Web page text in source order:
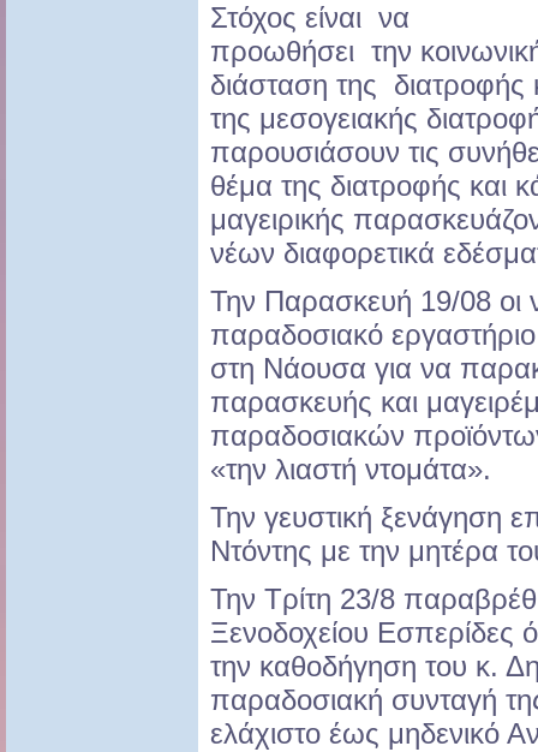
Στόχος είναι να
προωθήσει την
διάσταση της διατροφής
της μεσογειακής
παρουσιάσουν τις
θέμα της διατροφής και
μαγειρικής
νέων διαφορετικά
Την Παρασκευή 19/08 οι
παραδοσιακό
στη Νάουσα για να
παρασκευής και
παραδοσιακών
«την λιαστή ντομάτα».
Την γευστική ξενάγηση
Ντόντης με την μητέρα
Την Τρίτη 23/8
Ξενοδοχείου
την καθοδήγηση του κ.
παραδοσιακή συνταγή
ελάχιστο έως μηδενικό